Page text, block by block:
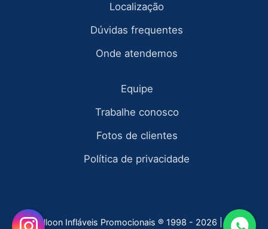
Localização
Dúvidas frequentes
Onde atendemos
Equipe
Trabalhe conosco
Fotos de clientes
Política de privacidade
Fly Balloon Infláveis Promocionais ® 1998 - 2026 | todos